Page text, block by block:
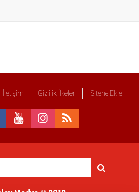
İletişim Gizlilik İlkeleri Sitene Ekle